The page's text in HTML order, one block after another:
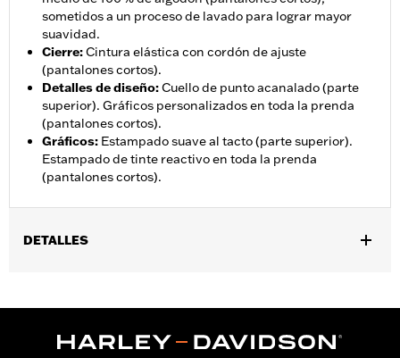
sometidos a un proceso de lavado para lograr mayor
suavidad.
Cierre:Cintura elástica con cordón de ajuste
(pantalones cortos).
Detalles de diseño:Cuello de punto acanalado (parte
superior). Gráficos personalizados en toda la prenda
(pantalones cortos).
Gráficos: Estampado suave al tacto (parte superior).
Estampado de tinte reactivo en toda la prenda
(pantalones cortos).
DETALLES
GARANTÍA:90 días de garantía limitada – Consultawww.h-
Importado